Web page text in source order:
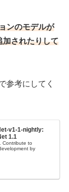
ンのモデルが
加されたりして
参考にしてく
v1-1-nightly:
1.1
Contribute to
by